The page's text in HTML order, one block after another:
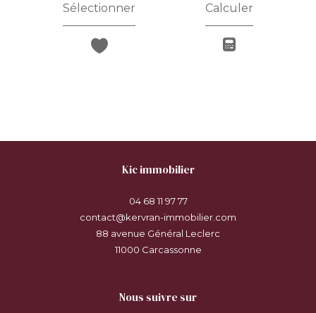
Sélectionner Calculer
kic immobilier
04 68 11 97 77
contact@kervran-immobilier.com
88 avenue Général Leclerc
11000
carcassonne
nous suivre sur